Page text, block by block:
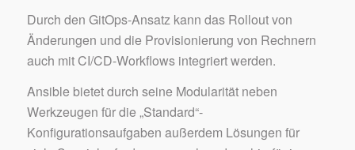
Durch den GitOps-Ansatz kann das Rollout von
Änderungen und die Provisionierung von Rechnern
auch mit CI/CD-Workflows integriert werden.
Ansible bietet durch seine Modularität neben
Werkzeugen für die „Standard“-
Konfigurationsaufgaben außerdem Lösungen für